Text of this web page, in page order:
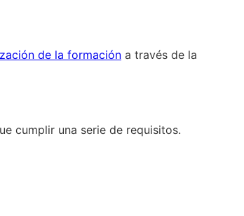
de la formación a través de la
cumplir una serie de requisitos.